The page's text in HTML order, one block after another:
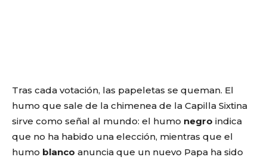
Tras cada votación, las papeletas se queman. El
humo que sale de la chimenea de la Capilla Sixtina
sirve como señal al mundo: el humo negro indica
que no ha habido una elección, mientras que el
humo blanco anuncia que un nuevo Papa ha sido